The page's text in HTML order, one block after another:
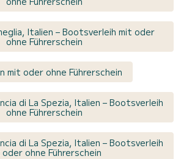
Italien – Bootsverleih mit oder
ohne Führerschein
oder ohne Führerschein
di La Spezia, Italien – Bootsverleih
ohne Führerschein
di La Spezia, Italien – Bootsverleih
ohne Führerschein